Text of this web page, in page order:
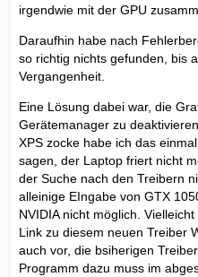
irgendwie mit der GPU
Daraufhin habe nach
so richtig nichts gefunden, bis
Vergangenheit.
Eine Lösung dabei war, die
Gerätemanager zu
XPS zocke habe ich das
sagen, der Laptop friert nicht
der Suche nach den Treibern
alleinige EIngabe von GTX
NVIDIA nicht möglich.
Link zu diesem neuen Treiber
auch vor, die bsiherigen
Programm dazu muss im